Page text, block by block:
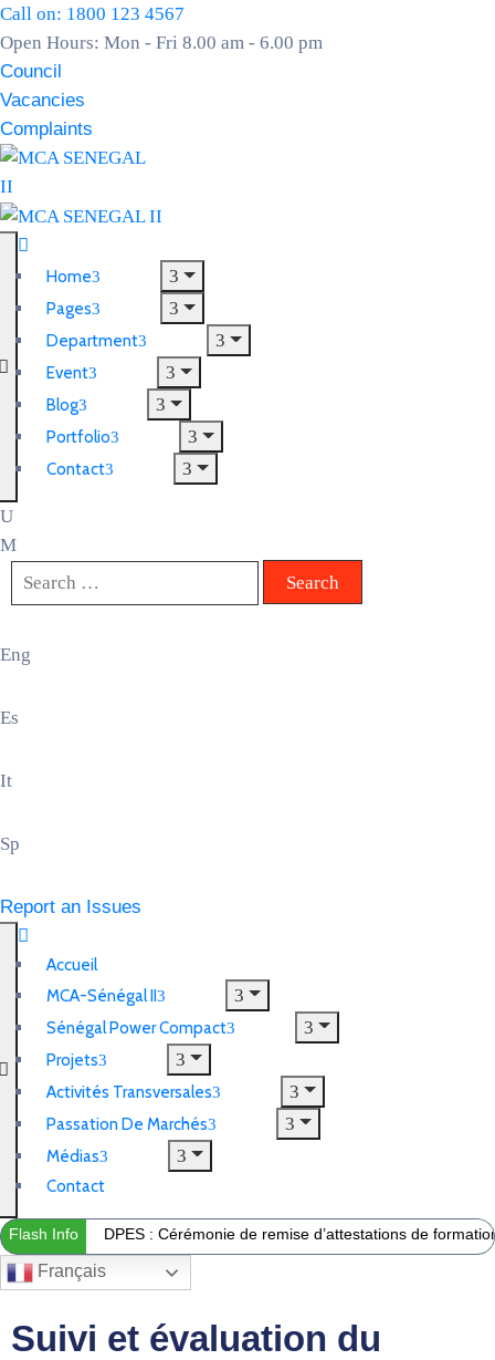
Call on: 1800 123 4567
Open Hours: Mon - Fri 8.00 am - 6.00 pm
Council
Vacancies
Complaints
Home
Pages
Department
Event
Blog
Portfolio
Contact
Eng
Es
It
Sp
Report an Issues
Accueil
MCA-Sénégal II
Sénégal Power Compact
Projets
Activités Transversales
Passation De Marchés
Médias
Contact
Flash Info DPES : Cérémonie de remise d’attestations de
Français
Suivi et évaluation du